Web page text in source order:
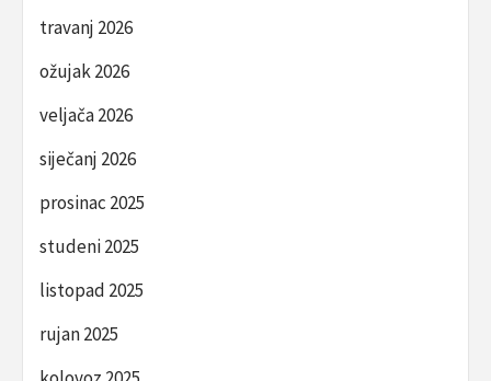
travanj 2026
ožujak 2026
veljača 2026
siječanj 2026
prosinac 2025
studeni 2025
listopad 2025
rujan 2025